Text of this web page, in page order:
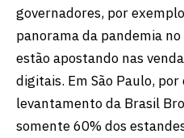
governadores, por
panorama da pandemia
estão apostando nas
digitais. Em São Paulo,
levantamento da Brasil
somente 60% dos